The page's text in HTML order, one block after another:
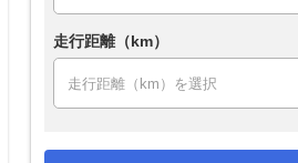
走行距離（km）